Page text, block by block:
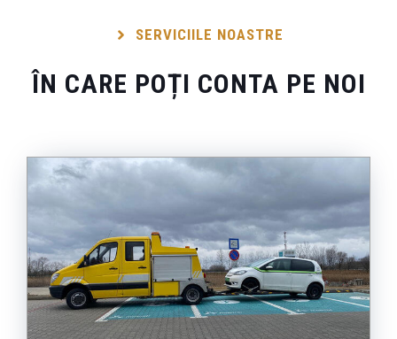
SERVICIILE NOASTRE
ÎN CARE POȚI CONTA PE NOI